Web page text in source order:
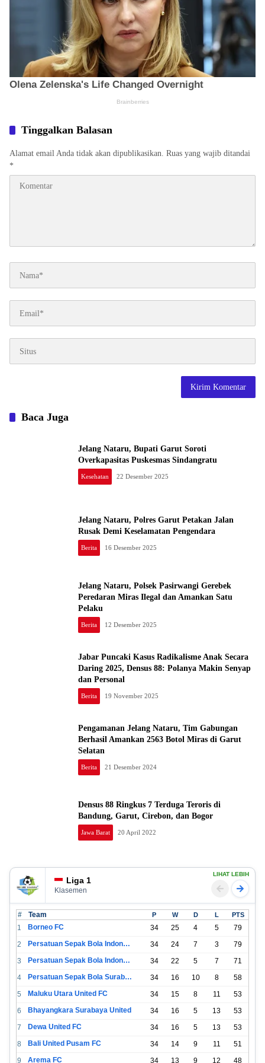
Tinggalkan Balasan
Alamat email Anda tidak akan dipublikasikan. Ruas yang wajib ditandai
*
Baca Juga
Jelang Nataru, Bupati Garut Soroti
Overkapasitas Puskesmas Sindangratu
Kesehatan 22 Desember 2025
Jelang Nataru, Polres Garut Petakan Jalan
Rusak Demi Keselamatan Pengendara
Berita 16 Desember 2025
Jelang Nataru, Polsek Pasirwangi Gerebek
Peredaran Miras Ilegal dan Amankan Satu
Pelaku
Berita 12 Desember 2025
Jabar Puncaki Kasus Radikalisme Anak Secara
Daring 2025, Densus 88: Polanya Makin Senyap
dan Personal
Berita 19 November 2025
Pengamanan Jelang Nataru, Tim Gabungan
Berhasil Amankan 2563 Botol Miras di Garut
Selatan
Berita 21 Desember 2024
Densus 88 Ringkus 7 Terduga Teroris di
Bandung, Garut, Cirebon, dan Bogor
Jawa Barat 20 April 2022
Liga 1
Klasemen
LIHAT LEBIH
# Team P W D L PTS
1 Borneo FC 34 25 4 5
79
2
Persatuan Sepak Bola Indonesia Bandung 34 24 7 3
79
3
Persatuan Sepak Bola Indonesia Jakarta 34 22 5 7
71
4
Persatuan Sepak Bola Surabaya 34 16 10 8
58
5
Maluku Utara United FC 34 15 8 11
53
6
Bhayangkara Surabaya United 34 16 5 13
53
7
Dewa United FC 34 16 5 13
53
8
Bali United Pusam FC 34 14 9 11
51
9
Arema FC 34 13 9 12
48